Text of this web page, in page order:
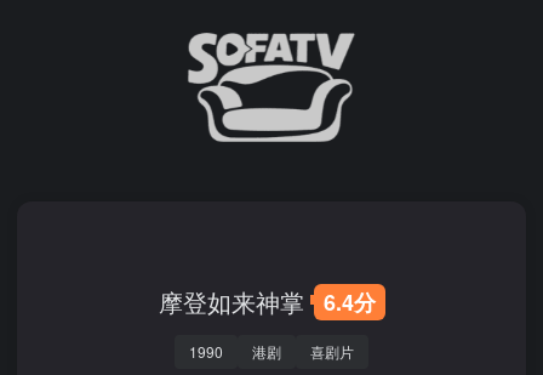
摩登如来神掌 6.4分
1990 港剧 喜剧片